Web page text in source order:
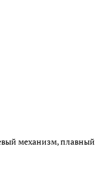
механизм, плавный